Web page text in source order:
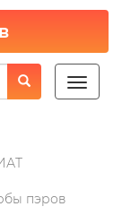
Toggle
пэров